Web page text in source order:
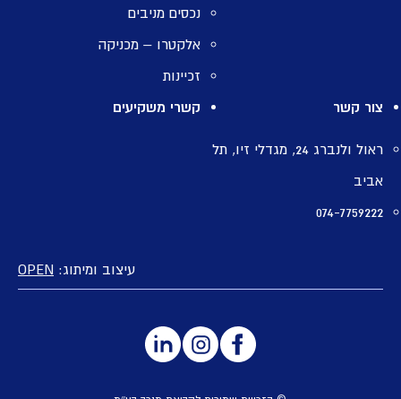
נכסים מניבים
אלקטרו – מכניקה
זכיינות
צור קשר
ראול ולנברג 24, מגדלי זיו, תל
אביב
074-7759222
קשרי משקיעים
עיצוב ומיתוג: OPEN